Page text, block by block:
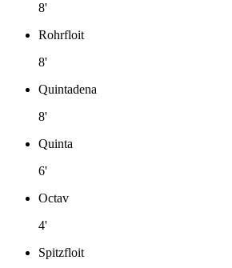
8'
Rohrfloit
8'
Quintadena
8'
Quinta
6'
Octav
4'
Spitzfloit